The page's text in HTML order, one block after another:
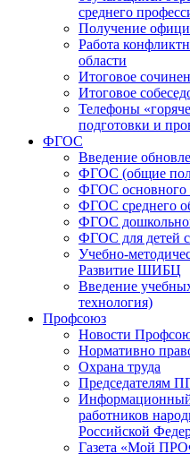
среднего
Получение
Работа
области
Итоговое
Итоговое
Телефоны
подготовки и
ФГОС
Введение
ФГОС (общие
ФГОС основного
ФГОС среднего
ФГОС
ФГОС для детей
Учебно-
Развитие ШИБЦ
Введение
технология)
Профсоюз
Новости
Нормативно
Охрана труда
Председателям
работников
Российской
Газета «Мой